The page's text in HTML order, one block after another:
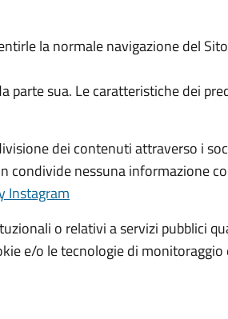
la normale navigazione del
parte sua. Le caratteristiche dei
dei contenuti attraverso i
condivide nessuna informazione
Instagram
o relativi a servizi pubblici
e/o le tecnologie di